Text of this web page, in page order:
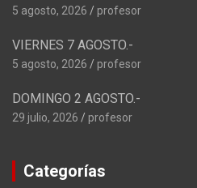
5 agosto, 2026 profesor
VIERNES 7 AGOSTO.-
5 agosto, 2026 profesor
DOMINGO 2 AGOSTO.-
29 julio, 2026 profesor
Categorías